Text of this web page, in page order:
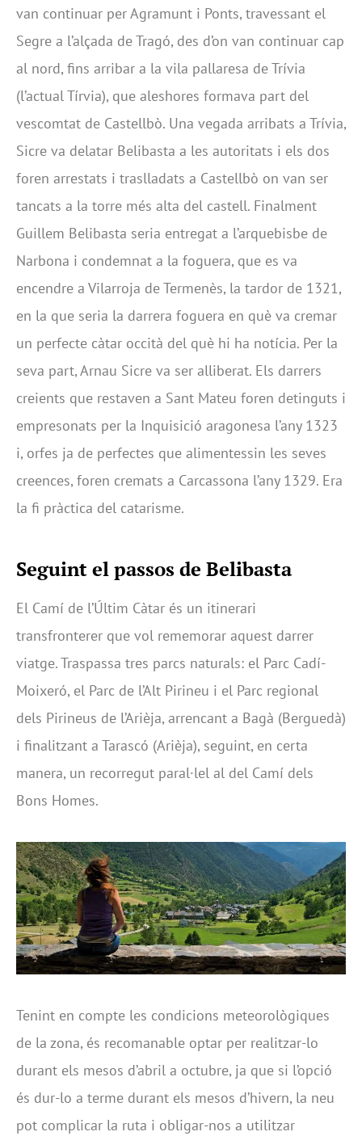
van continuar per Agramunt i Ponts, travessant el
Segre a l’alçada de Tragó, des d’on van continuar cap
al nord, fins arribar a la vila pallaresa de Trívia
(l’actual Tírvia), que aleshores formava part del
vescomtat de Castellbò. Una vegada arribats a Trívia,
Sicre va delatar Belibasta a les autoritats i els dos
foren arrestats i traslladats a Castellbò on van ser
tancats a la torre més alta del castell. Finalment
Guillem Belibasta seria entregat a l’arquebisbe de
Narbona i condemnat a la foguera, que es va
encendre a Vilarroja de Termenès, la tardor de 1321,
en la que seria la darrera foguera en què va cremar
un perfecte càtar occità del què hi ha notícia. Per la
seva part, Arnau Sicre va ser alliberat. Els darrers
creients que restaven a Sant Mateu foren detinguts i
empresonats per la Inquisició aragonesa l’any 1323
i, orfes ja de perfectes que alimentessin les seves
creences, foren cremats a Carcassona l’any 1329. Era
la fi pràctica del catarisme.
Seguint el passos de Belibasta
El Camí de l’Últim Càtar és un itinerari
transfronterer que vol rememorar aquest darrer
viatge. Traspassa tres parcs naturals: el Parc Cadí-
Moixeró, el Parc de l’Alt Pirineu i el Parc regional
dels Pirineus de l’Arièja, arrencant a Bagà (Berguedà)
i finalitzant a Tarascó (Arièja), seguint, en certa
manera, un recorregut paral·lel al del Camí dels
Bons Homes.
Tenint en compte les condicions meteorològiques
de la zona, és recomanable optar per realitzar-lo
durant els mesos d’abril a octubre, ja que si l’opció
és dur-lo a terme durant els mesos d’hivern, la neu
pot complicar la ruta i obligar-nos a utilitzar